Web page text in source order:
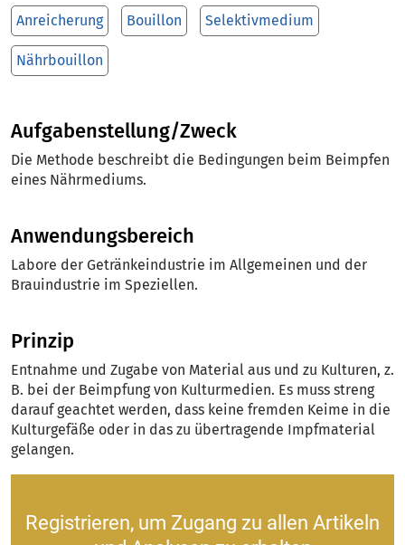
Anreicherung Bouillon Selektivmedium
Nährbouillon
Aufgabenstellung/Zweck
Die Methode beschreibt die Bedingungen beim Beimpfen
eines Nährmediums.
Anwendungsbereich
Labore der Getränkeindustrie im Allgemeinen und der
Brauindustrie im Speziellen.
Prinzip
Entnahme und Zugabe von Material aus und zu Kulturen, z.
B. bei der Beimpfung von Kulturmedien. Es muss streng
darauf geachtet werden, dass keine fremden Keime in die
Kulturgefäße oder in das zu übertragende Impfmaterial
gelangen.
Registrieren, um Zugang zu allen Artikeln